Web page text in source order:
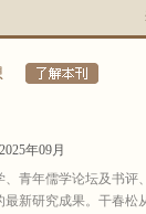
年09月
青年儒学论坛及书评
新研究成果。干春松